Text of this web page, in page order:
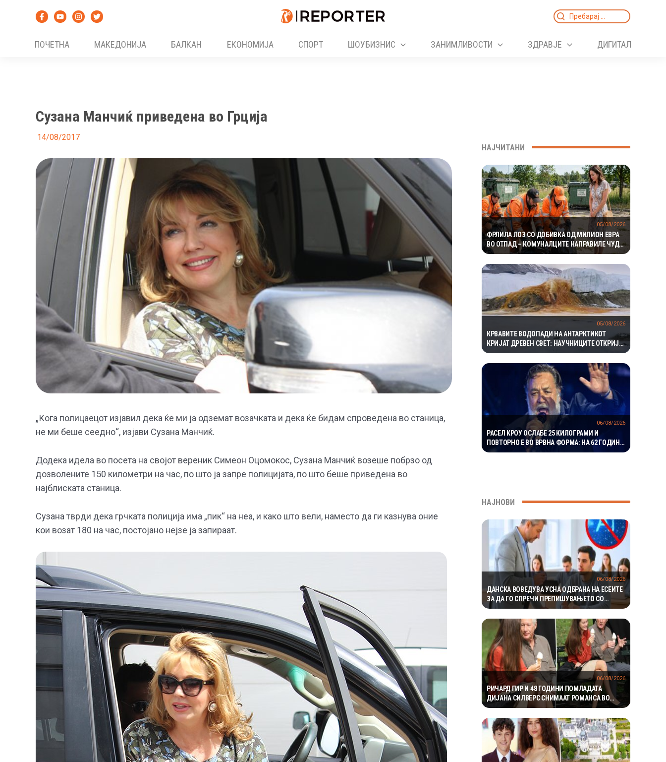
Search
ПОЧЕТНА
МАКЕДОНИЈА БАЛКАН ЕКОНОМИЈА СПОРТ ШОУБИЗНИС ЗАНИМЛИВОСТИ ЗДРАВЈЕ ДИГИТАЛ
Сузана Манчиќ приведена во Грција
14/08/2017
„Кога полицаецот изјавил дека ќе ми ја одземат возачката и дека ќе бидам спроведена во станица,
не ми беше сеедно“, изјави Сузана Манчиќ.
Додека идела во посета на својот вереник Симеон Оцомокос, Сузана Манчиќ возеше побрзо од
дозволените 150 километри на час, по што ја запре полицијата, по што беше приведена во
најблиската станица.
Сузана тврди дека грчката полиција има „пик“ на неа, и како што вели, наместо да ги казнува оние
кои возат 180 на час, постојано нејзе ја запираат.
НАЈЧИТАНИ
ФРЛИЛА ЛОЗ СО ДОБИВКА ОД МИЛИОН ЕВРА
ВО ОТПАД – КОМУНАЛЦИТЕ НАПРАВИЛЕ ЧУДО
ЗА ДА ГО ПРОНАЈДАТ
05/08/2026
КРВАВИТЕ ВОДОПАДИ НА АНТАРКТИКОТ
КРИЈАТ ДРЕВЕН СВЕТ: НАУЧНИЦИТЕ ОТКРИЈА
ЕКОСИСТЕМ ИЗОЛИРАН ПОВЕЌЕ ОД 1,5
МИЛИОНИ ГОДИНИ
05/08/2026
РАСЕЛ КРОУ ОСЛАБЕ 25 КИЛОГРАМИ И
ПОВТОРНО Е ВО ВРВНА ФОРМА: НА 62 ГОДИНИ
ГО ВООДУШЕВИ ИЗГЛЕДОТ
06/08/2026
НАЈНОВИ
ДАНСКА ВОВЕДУВА УСНА ОДБРАНА НА ЕСЕИТЕ
ЗА ДА ГО СПРЕЧИ ПРЕПИШУВАЊЕТО СО
ВЕШТАЧКА ИНТЕЛИГЕНЦИЈА
06/08/2026
РИЧАРД ГИР И 48 ГОДИНИ ПОМЛАДАТА
ДИЈАНА СИЛВЕРС СНИМААТ РОМАНСА ВО
ЊУЈОРК
06/08/2026